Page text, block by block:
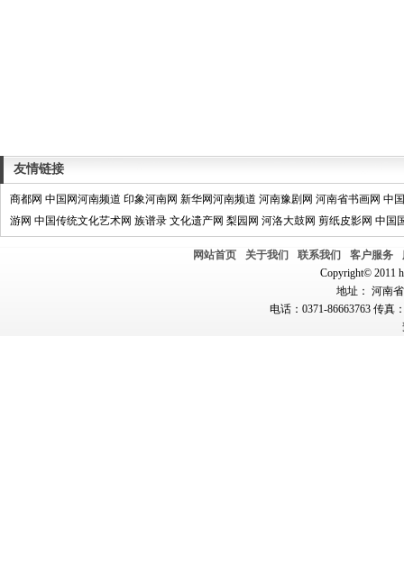
友情链接
商都网 中国网河南频道 印象河南网 新华网河南频道 河南豫剧网 河南省书画网 中
游网 中国传统文化艺术网 族谱录 文化遗产网 梨园网 河洛大鼓网 剪纸皮影网 中国
网站首页 关于我们 联系我们 客户服务
Copyright© 2011
地址： 河南
电话：0371-86663763 传真